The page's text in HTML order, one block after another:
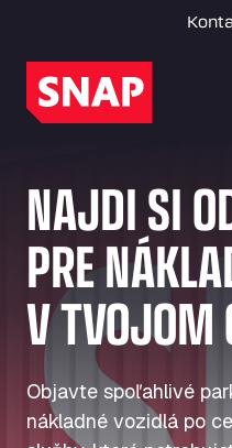
NAJDI SI
PRE
V TVOJOM
Objavte spoľahlivé
nákladné vozidlá po